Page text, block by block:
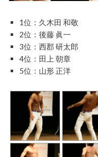
1位：久木田 和敬
2位：後藤 眞一
3位：西郡 研太郎
4位：田上 朝章
5位：山形 正洋